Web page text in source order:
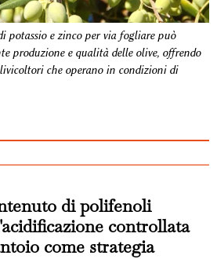
potassio e zinco per via fogliare può
produzione e qualità delle olive, offrendo
che operano in condizioni di
di polifenoli
controllata
come strategia